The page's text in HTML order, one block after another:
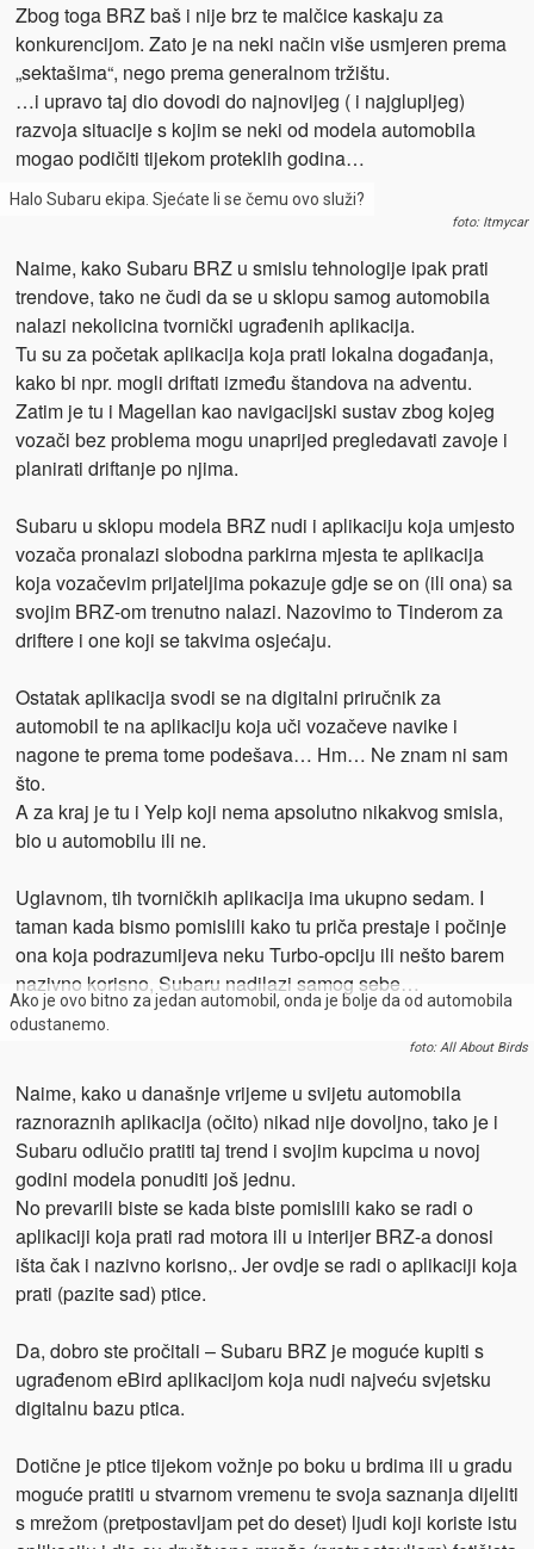
Zbog toga BRZ baš i nije brz te malčice kaskaju za
konkurencijom. Zato je na neki način više usmjeren prema
„sektašima“, nego prema generalnom tržištu.
…i upravo taj dio dovodi do najnovijeg ( i najglupljeg)
razvoja situacije s kojim se neki od modela automobila
mogao podičiti tijekom proteklih godina…
Halo Subaru ekipa. Sjećate li se čemu ovo služi?
foto: Itmycar
Naime, kako Subaru BRZ u smislu tehnologije ipak prati
trendove, tako ne čudi da se u sklopu samog automobila
nalazi nekolicina tvornički ugrađenih aplikacija.
Tu su za početak aplikacija koja prati lokalna događanja,
kako bi npr. mogli driftati između štandova na adventu.
Zatim je tu i Magellan kao navigacijski sustav zbog kojeg
vozači bez problema mogu unaprijed pregledavati zavoje i
planirati driftanje po njima.
Subaru u sklopu modela BRZ nudi i aplikaciju koja umjesto
vozača pronalazi slobodna parkirna mjesta te aplikacija
koja vozačevim prijateljima pokazuje gdje se on (ili ona) sa
svojim BRZ-om trenutno nalazi. Nazovimo to Tinderom za
driftere i one koji se takvima osjećaju.
Ostatak aplikacija svodi se na digitalni priručnik za
automobil te na aplikaciju koja uči vozačeve navike i
nagone te prema tome podešava… Hm… Ne znam ni sam
što.
A za kraj je tu i Yelp koji nema apsolutno nikakvog smisla,
bio u automobilu ili ne.
Uglavnom, tih tvorničkih aplikacija ima ukupno sedam. I
taman kada bismo pomislili kako tu priča prestaje i počinje
ona koja podrazumijeva neku Turbo-opciju ili nešto barem
nazivno korisno, Subaru nadilazi samog sebe…
Ako je ovo bitno za jedan automobil, onda je bolje da od automobila
odustanemo.
foto: All About Birds
Naime, kako u današnje vrijeme u svijetu automobila
raznoraznih aplikacija (očito) nikad nije dovoljno, tako je i
Subaru odlučio pratiti taj trend i svojim kupcima u novoj
godini modela ponuditi još jednu.
No prevarili biste se kada biste pomislili kako se radi o
aplikaciji koja prati rad motora ili u interijer BRZ-a donosi
išta čak i nazivno korisno,. Jer ovdje se radi o aplikaciji koja
prati (pazite sad) ptice.
Da, dobro ste pročitali – Subaru BRZ je moguće kupiti s
ugrađenom eBird aplikacijom koja nudi najveću svjetsku
digitalnu bazu ptica.
Dotične je ptice tijekom vožnje po boku u brdima ili u gradu
moguće pratiti u stvarnom vremenu te svoja saznanja dijeliti
s mrežom (pretpostavljam pet do deset) ljudi koji koriste istu